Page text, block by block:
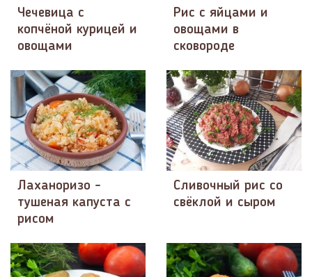
Чечевица с
копчёной курицей и
овощами
Рис с яйцами и
овощами в
сковороде
Лаханоризо -
тушеная капуста с
рисом
Сливочный рис со
свёклой и сыром